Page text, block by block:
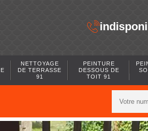
NETTOYAGE
DE TERRASSE
91
PEINTURE
DESSOUS DE
TOIT 91